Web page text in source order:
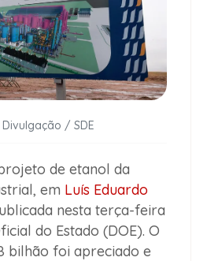
/ SDE
de etanol da
em Luís Eduardo
nesta terça-feira
do Estado (DOE). O
bilhão foi apreciado e